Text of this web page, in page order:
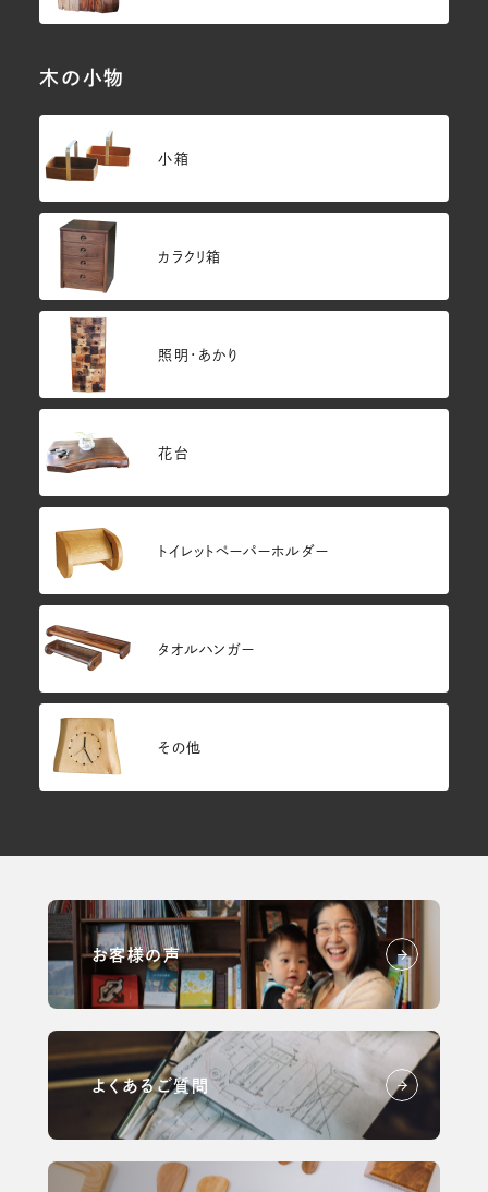
木の小物
小箱
カラクリ箱
照明・あかり
花台
トイレットペーパーホルダー
タオルハンガー
その他
お客様の声
よくあるご質問